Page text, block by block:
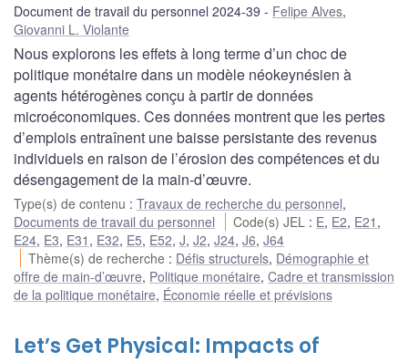
Document de travail du personnel 2024-39 Felipe Alves,
Giovanni L. Violante
Nous explorons les effets à long terme d’un choc de
politique monétaire dans un modèle néokeynésien à
agents hétérogènes conçu à partir de données
microéconomiques. Ces données montrent que les pertes
d’emplois entraînent une baisse persistante des revenus
individuels en raison de l’érosion des compétences et du
désengagement de la main-d’œuvre.
Type(s) de contenu : Travaux de recherche du personnel,
Documents de travail du personnel
Code(s) JEL : E, E2, E21 ,
E24, E3, E31 , E32, E5, E52, J, J2, J24, J6, J64
Thème(s) de recherche : Défis structurels, Démographie et
offre de main-d’œuvre, Politique monétaire, Cadre et transmission
de la politique monétaire, Économie réelle et prévisions
Let’s Get Physical: Impacts of